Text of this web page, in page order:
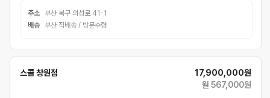
주소
부산 북구 의성로 41-1
배송
부산 직배송 / 방문수령
스콜 창원점
17,900,000원
월 567,000원